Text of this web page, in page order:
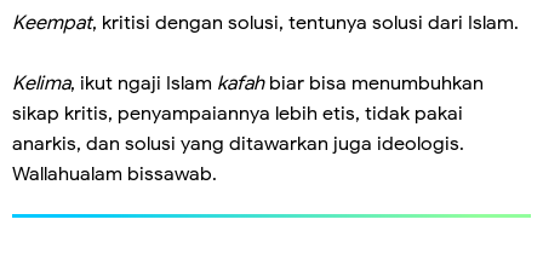
Keempat, kritisi dengan solusi, tentunya solusi dari Islam.
Kelima, ikut ngaji Islam kafahbiar bisa menumbuhkan
sikap kritis, penyampaiannya lebih etis, tidak pakai
anarkis, dan solusi yang ditawarkan juga ideologis.
Wallahualam bissawab.